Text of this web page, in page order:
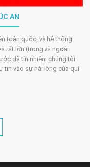
AN
toàn quốc, và hệ thống
rất lớn (trong và ngoài
đã tín nhiệm chúng tôi
tin vào sự hài lòng của quí